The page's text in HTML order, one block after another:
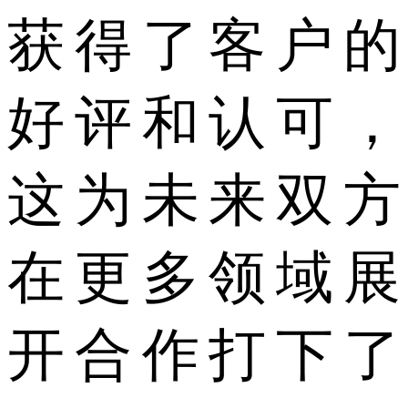
获得了客户的
好评和认可，
这为未来双方
在更多领域展
开合作打下了